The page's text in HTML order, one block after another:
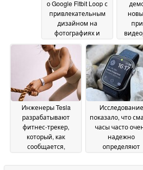
о Google Fitbit Loop с
привлекательным
дизайном на
фотографиях и
06 April 2026
Инженеры Tesla
разрабатывают
фитнес-трекер,
который, как
сообщается,
Исследование
показало, что
часы часто
надежно
определяют